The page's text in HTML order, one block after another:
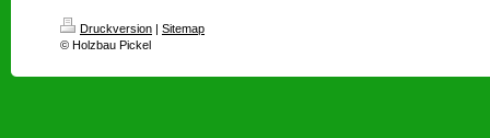
Druckversion | Sitemap
© Holzbau Pickel